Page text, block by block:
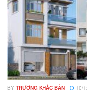
BY TRƯƠNG KHẮC BẢN 10/